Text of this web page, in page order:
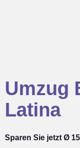
Umzug
Latina
Sparen Sie jetzt Ø